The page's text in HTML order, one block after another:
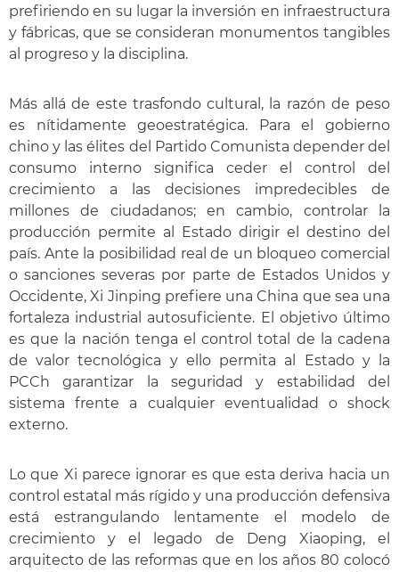
prefiriendo en su lugar la inversión en infraestructura
y fábricas, que se consideran monumentos tangibles
al progreso y la disciplina.
Más allá de este trasfondo cultural, la razón de peso
es nítidamente geoestratégica. Para el gobierno
chino y las élites del Partido Comunista depender del
consumo interno significa ceder el control del
crecimiento a las decisiones impredecibles de
millones de ciudadanos; en cambio, controlar la
producción permite al Estado dirigir el destino del
país. Ante la posibilidad real de un bloqueo comercial
o sanciones severas por parte de Estados Unidos y
Occidente, Xi Jinping prefiere una China que sea una
fortaleza industrial autosuficiente. El objetivo último
es que la nación tenga el control total de la cadena
de valor tecnológica y ello permita al Estado y la
PCCh garantizar la seguridad y estabilidad del
sistema frente a cualquier eventualidad o shock
externo.
Lo que Xi parece ignorar es que esta deriva hacia un
control estatal más rígido y una producción defensiva
está estrangulando lentamente el modelo de
crecimiento y el legado de Deng Xiaoping, el
arquitecto de las reformas que en los años 80 colocó